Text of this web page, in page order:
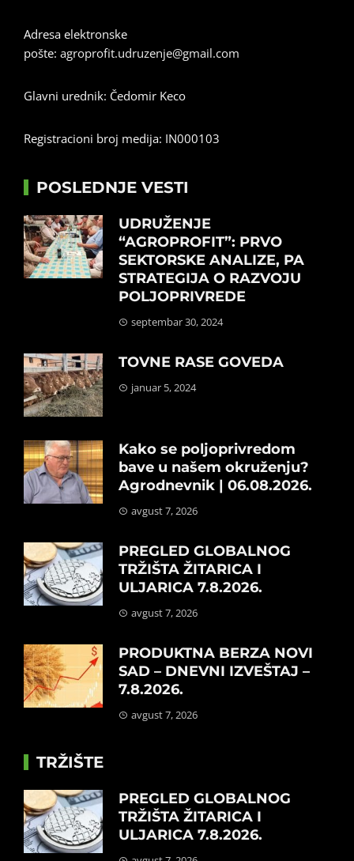
Adresa elektronske
pošte: agroprofit.udruzenje@gmail.com
Glavni urednik: Čedomir Keco
Registracioni broj medija: IN000103
POSLEDNJE VESTI
UDRUŽENJE
“AGROPROFIT”: PRVO
SEKTORSKE ANALIZE, PA
STRATEGIJA O RAZVOJU
POLJOPRIVREDE
septembar 30, 2024
TOVNE RASE GOVEDA
januar 5, 2024
Kako se poljoprivredom
bave u našem okruženju?
Agrodnevnik | 06.08.2026.
avgust 7, 2026
PREGLED GLOBALNOG
TRŽIŠTA ŽITARICA I
ULJARICA 7.8.2026.
avgust 7, 2026
PRODUKTNA BERZA NOVI
SAD – DNEVNI IZVEŠTAJ –
7.8.2026.
avgust 7, 2026
TRŽIŠTE
PREGLED GLOBALNOG
TRŽIŠTA ŽITARICA I
ULJARICA 7.8.2026.